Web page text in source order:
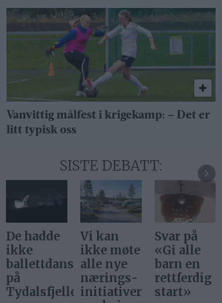
Vanvittig målfest i krigekamp: – Det er
litt typisk oss
SISTE DEBATT:
Vi kan
ikke møte
alle nye
nærings­
initiativer
Svar på
«Gi alle
barn en
rettferdig
start»
Ønsker vi
at
bor i
Norge?